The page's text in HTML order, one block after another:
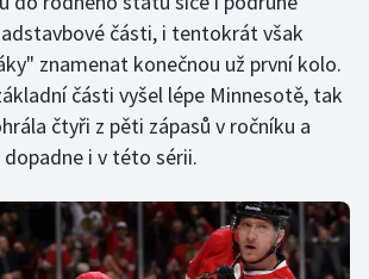
části, i tentokrát však
znamenat konečnou už první kolo.
části vyšel lépe Minnesotě, tak
čtyři z pěti zápasů v ročníku a
i v této sérii.